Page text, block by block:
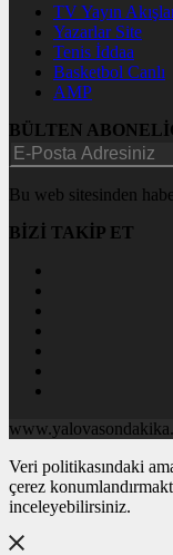
TV Yayın
Yazarlar Site
Tenis İddaa
Basketbol Canlı
AMP
BÜLTEN
Bu web sitesinden
BİZİ TAKİP ET
Veri politikasındaki
çerez
inceleyebilirsiniz.